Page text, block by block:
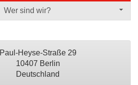
Wer sind wir?
Paul-Heyse-Straße 29
10407 Berlin
Deutschland